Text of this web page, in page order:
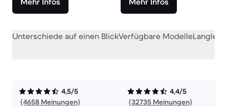
Unterschiede auf einen BlickVerfügbare Modelle
4,5/5
(4658 Meinungen)
4,4/5
(32735 Meinungen)